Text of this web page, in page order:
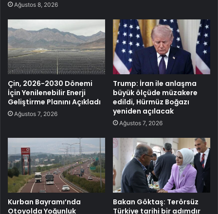
Ağustos 8, 2026
Çin, 2026-2030 Dönemi
İçin Yenilenebilir Enerji
Geliştirme Planını Açıkladı
Ağustos 7, 2026
Trump: İran ile anlaşma
büyük ölçüde müzakere
edildi, Hürmüz Boğazı
yeniden açılacak
Ağustos 7, 2026
Kurban Bayramı’nda
Otoyolda Yoğunluk
Bakan Göktaş: Terörsüz
Türkiye tarihi bir adımdır